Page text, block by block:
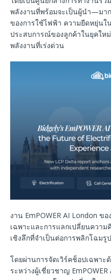
พลังงานที่พร้อมจะเป็นผู้นำ—ม
ของการใช้ไฟฟ้า ความยืดหยุ่น
ประสบการณ์ของลูกค้าในยุคให
พลังงานที่เร่งด่วน
งาน EmPOWER AI London ข
เฉพาะและการแลกเปลี่ยนควา
เชิงลึกที่จำเป็นต่อการพลิกโฉม
โดยผ่านการจัดเวิร์คช็อปเฉพา
ระหว่างผู้เชี่ยวชาญ